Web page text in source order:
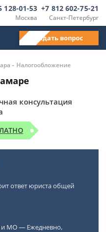
Москва
128-01-53
Санкт-Петербург
+7 812 602-75-21
Задать вопрос
- Налогообложение
консультация
ответ юриста общей
и МО — Ежедневно,